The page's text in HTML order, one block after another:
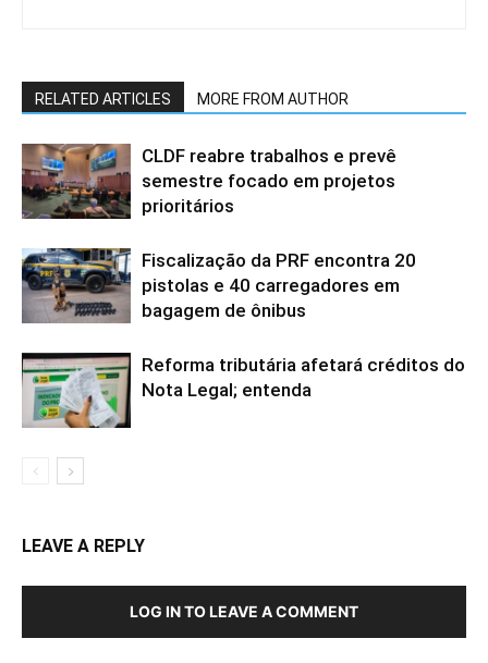
RELATED ARTICLES MORE FROM AUTHOR
CLDF reabre trabalhos e prevê
semestre focado em projetos
prioritários
Fiscalização da PRF encontra 20
pistolas e 40 carregadores em
bagagem de ônibus
Reforma tributária afetará créditos do
Nota Legal; entenda
LEAVE A REPLY
LOG IN TO LEAVE A COMMENT